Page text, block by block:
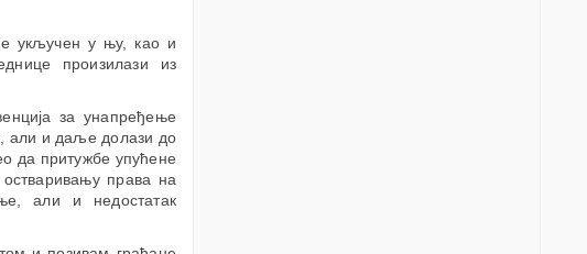
укључен у њу, као и
произилази из
за унапређење
али и даље долази до
да притужбе упућене
остваривању права на
али и недостатак